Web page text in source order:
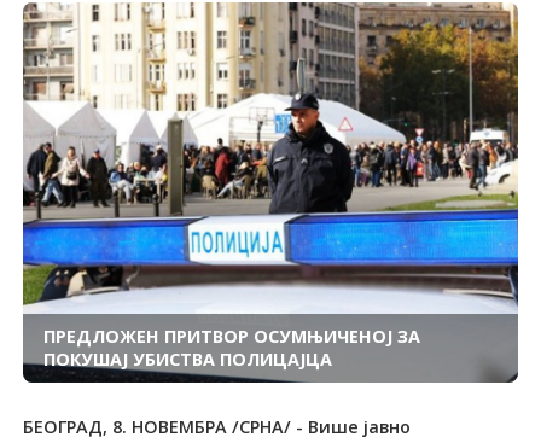
ПРЕДЛОЖЕН ПРИТВОР ОСУМЊИЧЕНОЈ ЗА
ПОКУШАЈ УБИСТВА ПОЛИЦАЈЦА
БЕОГРАД, 8. НОВЕМБРА /СРНА/ - Више јавно